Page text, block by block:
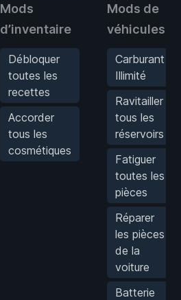
Mods
d’inventaire
Débloquer
toutes les
recettes
Accorder
tous les
cosmétiques
Mods de
véhicules
Carburant
Illimité
Ravitailler
tous les
réservoirs
Fatiguer
toutes les
pièces
Réparer
les pièces
de la
voiture
Batterie